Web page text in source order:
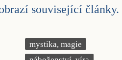
související články.
mystika, magie